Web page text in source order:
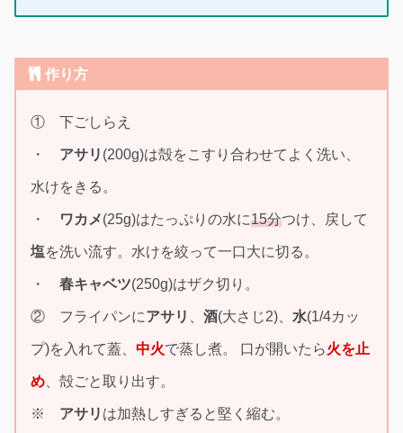
作り方
① 下ごしらえ
・ アサリ (200g)は殻をこすり合わせてよく洗い、
水けをきる。
・ ワカメ(25g)はたっぷりの水に15分つけ、戻して
塩を洗い流す。水けを絞って一口大に切る。
・ 春キャベツ(250g)はザク切り。
② フライパンにアサリ 酒(大さじ2)、 水(1/4カッ
プ)を入れて蓋、 中火で蒸し煮。 口が開いたら火を止
め 、殻ごと取り出す。
※ アサリ は加熱しすぎると堅く縮む。